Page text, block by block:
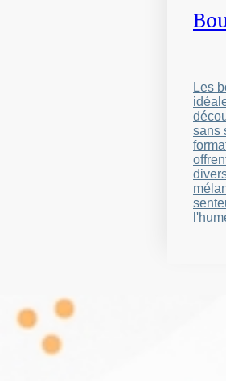
Les
sans